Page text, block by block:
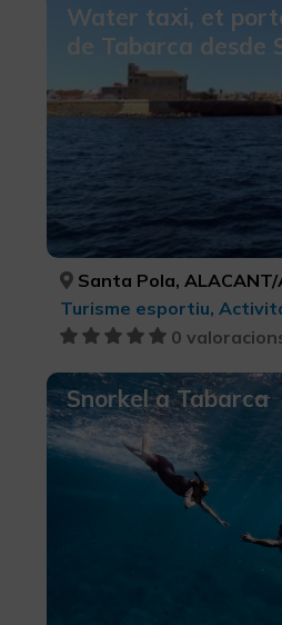
Water taxi, et
de Tabarca desde
Santa Pola, ALACANT/
0
Snorkel a Tabarca